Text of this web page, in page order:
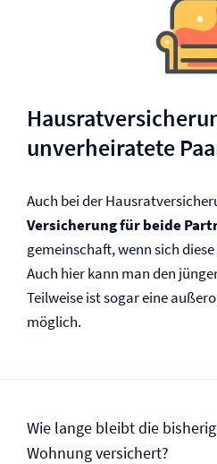
unverheiratete
Auch bei der
Versicherung für beide
gemeinschaft, wenn sich
Auch hier kann man den
Teilweise ist sogar eine
möglich.
Wie lange bleibt die
Wohnung versichert?